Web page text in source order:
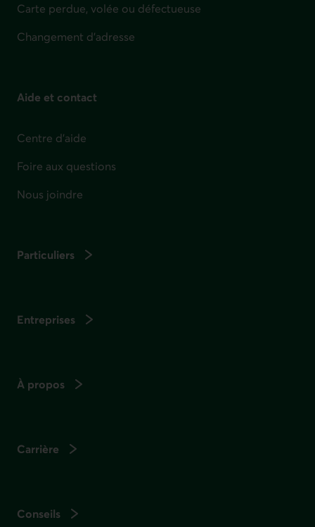
Carte perdue, volée ou défectueuse
Changement d'adresse
Aide et contact
Centre d'aide
Foire aux questions
Nous joindre
Particuliers
Entreprises
À propos
Carrière
Conseils